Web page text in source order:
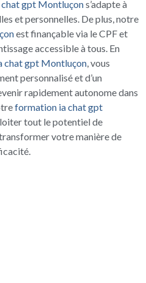
gpt Montluçons’adapte à
et personnelles. De plus, notre
est finançable via le CPF et
accessible à tous. En
chat gpt Montluçon, vous
personnalisé et d’un
rapidement autonome dans
formation ia chat gpt
tout le potentiel de
votre manière de